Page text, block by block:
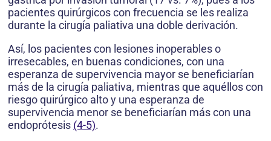
pacientes quirúrgicos con frecuencia se les realiza
durante la cirugía paliativa una doble derivación.
Así, los pacientes con lesiones inoperables o
irresecables, en buenas condiciones, con una
esperanza de supervivencia mayor se beneficiarían
más de la cirugía paliativa, mientras que aquéllos con
riesgo quirúrgico alto y una esperanza de
supervivencia menor se beneficiarían más con una
endoprótesis (4-5).